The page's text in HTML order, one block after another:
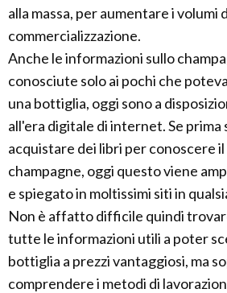
alla massa, per aumentare i volumi
commercializzazione.
Anche le informazioni sullo
conosciute solo ai pochi che
una bottiglia, oggi sono a
all'era digitale di internet. Se prima
acquistare dei libri per conoscere
champagne, oggi questo viene
e spiegato in moltissimi siti in
Non è affatto difficile quindi
tutte le informazioni utili a poter
bottiglia a prezzi vantaggiosi, ma
comprendere i metodi di